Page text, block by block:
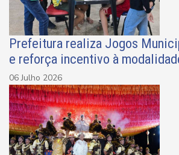
Prefeitura realiza Jogos
e reforça incentivo à
06 Julho 2026